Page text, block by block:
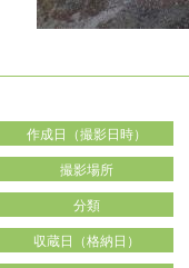
作成日（撮影日時）
撮影場所
分類
収蔵日（格納日）